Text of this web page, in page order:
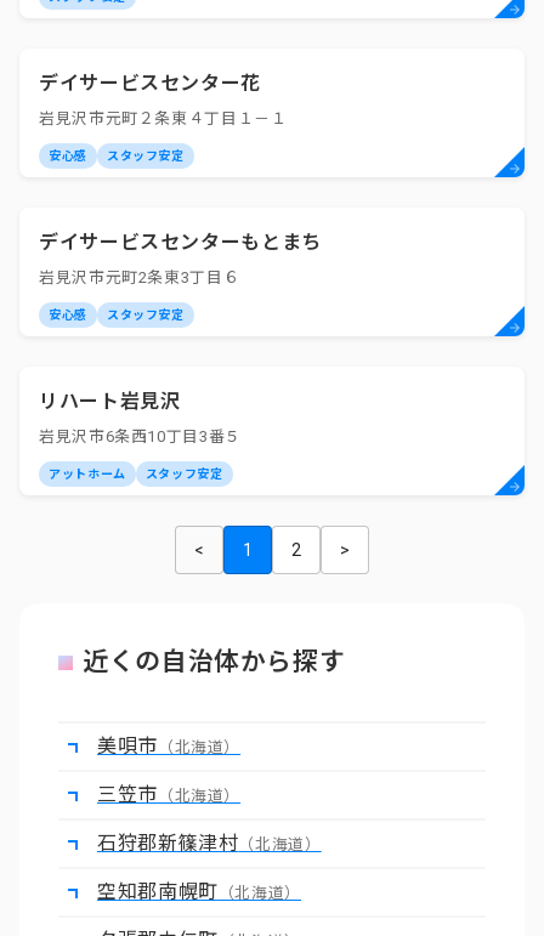
デイサービスセンター花
岩見沢市元町２条東４丁目１－１
安心感 スタッフ安定
デイサービスセンターもとまち
岩見沢市元町2条東3丁目６
安心感 スタッフ安定
リハート岩見沢
岩見沢市6条西10丁目3番５
アットホーム スタッフ安定
< 1 2 >
近くの自治体から探す
美唄市 （北海道）
三笠市 （北海道）
石狩郡新篠津村 （北海道）
空知郡南幌町 （北海道）